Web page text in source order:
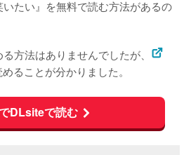
たい』を無料で読む方法があるの
方法はありませんでしたが、
ることが分かりました。
DLsiteで読む